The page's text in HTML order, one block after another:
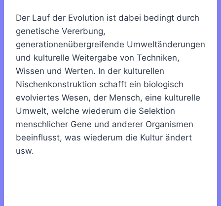
Der Lauf der Evolution ist dabei bedingt durch
genetische Vererbung,
generationenübergreifende Umweltänderungen
und kulturelle Weitergabe von Techniken,
Wissen und Werten. In der kulturellen
Nischenkonstruktion schafft ein biologisch
evolviertes Wesen, der Mensch, eine kulturelle
Umwelt, welche wiederum die Selektion
menschlicher Gene und anderer Organismen
beeinflusst, was wiederum die Kultur ändert
usw.